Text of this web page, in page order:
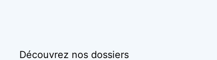
Découvrez nos dossiers